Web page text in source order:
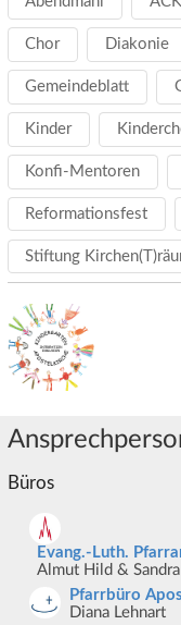
Chor Diakonie
Gemeindeblatt
Kinder
Konfi-Mentoren
Reformationsfest
Stiftung
Büros
Evang.-Luth.
Almut Hild &
Pfarrbüro
Diana Lehnart